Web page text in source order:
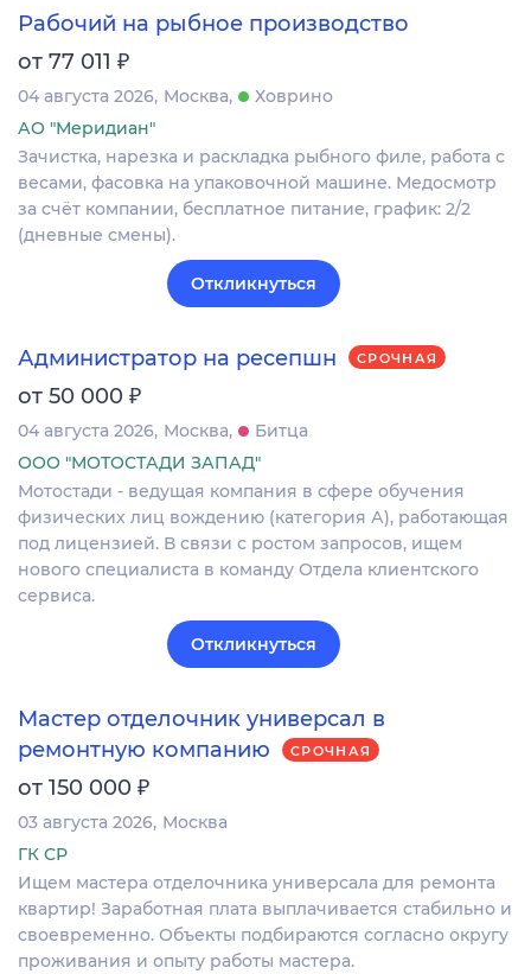
Рабочий на рыбное производство
от 77 011 ₽
04 августа 2026 Москва
Ховрино
АО "Меридиан"
Зачистка, нарезка и раскладка рыбного филе, работа с
весами, фасовка на упаковочной машине. Медосмотр
за счёт компании, бесплатное питание, график: 2/2
(дневные смены).
Откликнуться
Администратор на ресепшн СРОЧНАЯ
от 50 000 ₽
04 августа 2026 Москва
Битца
ООО "МОТОСТАДИ ЗАПАД"
Мотостади - ведущая компания в сфере обучения
физических лиц вождению (категория А), работающая
под лицензией. В связи с ростом запросов, ищем
нового специалиста в команду Отдела клиентского
сервиса.
Откликнуться
Мастер отделочник универсал в
ремонтную компанию
СРОЧНАЯ
от 150 000 ₽
03 августа 2026 Москва
ГК СР
Ищем мастера отделочника универсала для ремонта
квартир! Заработная плата выплачивается стабильно и
своевременно. Объекты подбираются согласно округу
проживания и опыту работы мастера.